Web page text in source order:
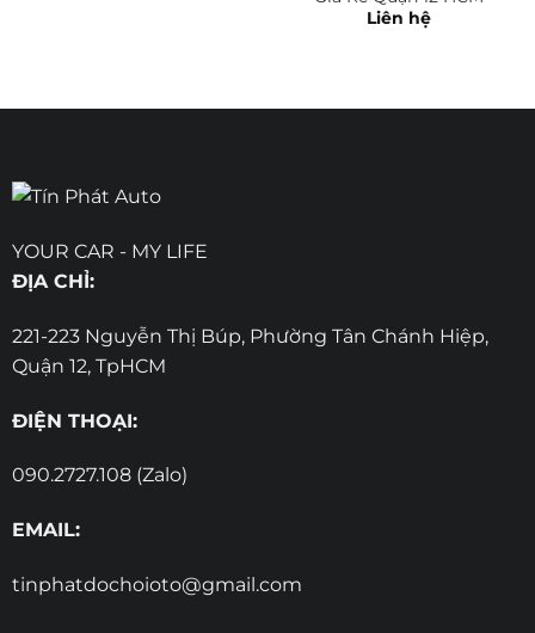
Liên hệ
YOUR CAR - MY LIFE
ĐỊA CHỈ:
221-223 Nguyễn Thị Búp, Phường Tân Chánh Hiệp,
Quận 12, TpHCM
ĐIỆN THOẠI:
090.2727.108 (Zalo)
EMAIL:
tinphatdochoioto@gmail.com